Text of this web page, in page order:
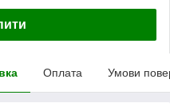
Оплата Умови